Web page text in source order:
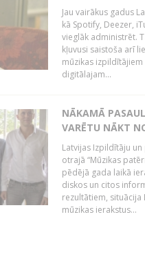
Jau vairākus gadus
kā Spotify, Deezer,
vieglāk administrēt.
kļuvusi saistoša arī
mūzikas
digitālajam...
NĀKAMĀ
VARĒTU NĀKT
Latvijas Izpildītāju
otrajā “Mūzikas
pēdējā gada laikā
diskos un citos
rezultātiem, situācija
mūzikas ierakstus...